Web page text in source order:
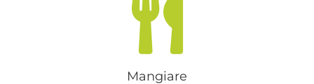
Mangiare